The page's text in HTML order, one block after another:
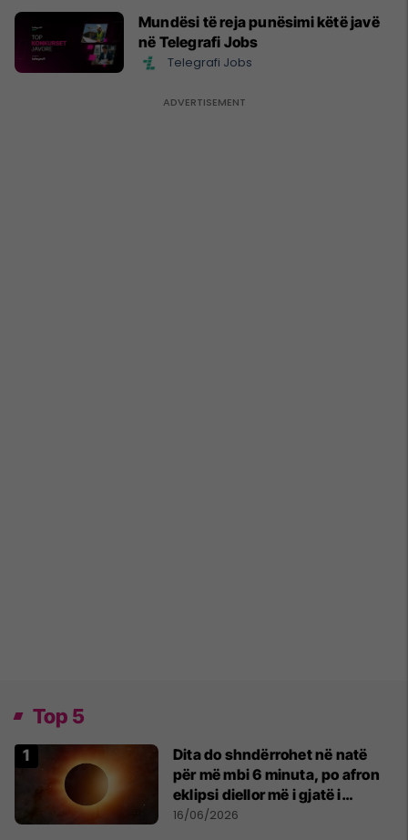
Mundësi të reja punësimi këtë javë
në Telegrafi Jobs
Telegrafi Jobs
Top 5
Dita do shndërrohet në natë
për më mbi 6 minuta, po afron
eklipsi diellor më i gjatë i
shekullit të 21-të
16/06/2026